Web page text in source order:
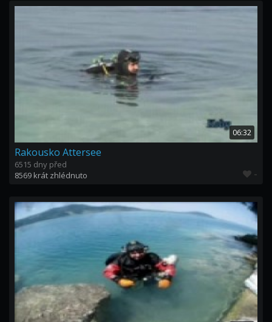
06:32
Rakousko Attersee
6515 dny před
8569 krát zhlédnuto
-